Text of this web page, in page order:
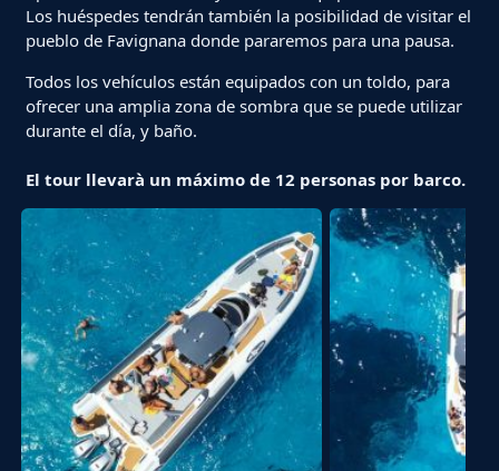
Los huéspedes tendrán también la posibilidad de visitar el
pueblo de Favignana donde pararemos para una pausa.
Todos los vehículos están equipados con un toldo, para
ofrecer una amplia zona de sombra que se puede utilizar
durante el día, y baño.
El tour llevarà un máximo de 12 personas por barco.